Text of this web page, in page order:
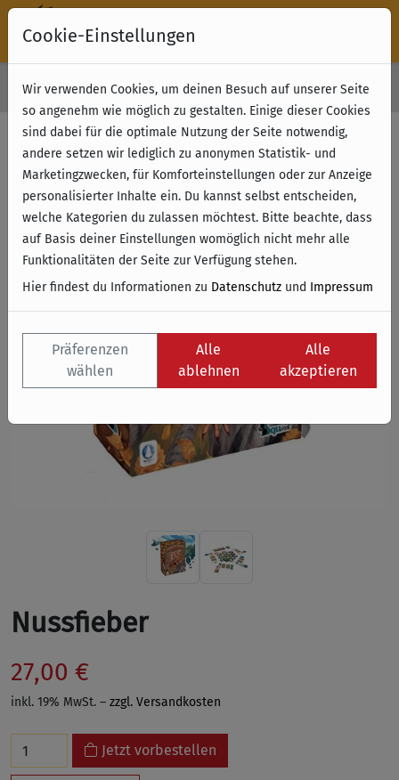
Kostenloser Versand & Retoure ab 49 € (innerhalb Deutschlands)
Nussfieber
27,00 €
inkl. 19% MwSt. – zzgl. Versandkosten
Jetzt vorbestellen
Cookie-Einstellungen
Wir verwenden Cookies, um deinen Besuch auf unserer Seite
so angenehm wie möglich zu gestalten. Einige dieser Cookies
sind dabei für die optimale Nutzung der Seite notwendig,
andere setzen wir lediglich zu anonymen Statistik- und
Marketingzwecken, für Komforteinstellungen oder zur Anzeige
personalisierter Inhalte ein. Du kannst selbst entscheiden,
welche Kategorien du zulassen möchtest. Bitte beachte, dass
auf Basis deiner Einstellungen womöglich nicht mehr alle
Funktionalitäten der Seite zur Verfügung stehen.
Hier findest du Informationen zu Datenschutz und Impressum
Präferenzen
wählen
Alle
ablehnen
Alle
akzeptieren